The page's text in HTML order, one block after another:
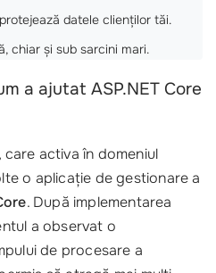
datele clienților tăi.
chiar și sub sarcini mari.
a ajutat ASP.NET Core
activa în domeniul
o aplicație de gestionare a
. După implementarea
a observat o
de procesare a